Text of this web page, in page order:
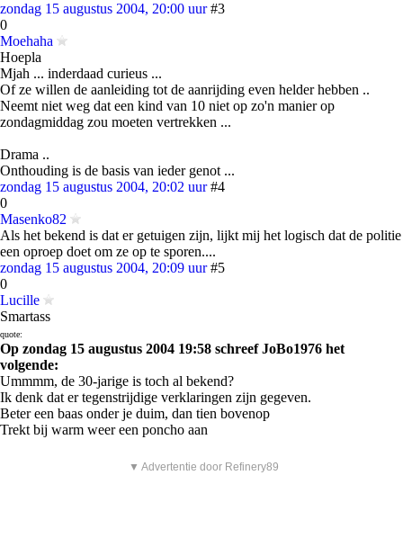
zondag 15 augustus 2004, 20:00 uur #3
0
Moehaha
Hoepla
Mjah ... inderdaad curieus ...
Of ze willen de aanleiding tot de aanrijding even helder hebben ..
Neemt niet weg dat een kind van 10 niet op zo'n manier op
zondagmiddag zou moeten vertrekken ...
Drama ..
Onthouding is de basis van ieder genot ...
zondag 15 augustus 2004, 20:02 uur #4
0
Masenko82
Als het bekend is dat er getuigen zijn, lijkt mij het logisch dat de politie
een oproep doet om ze op te sporen....
zondag 15 augustus 2004, 20:09 uur #5
0
Lucille
Smartass
quote:
Op zondag 15 augustus 2004 19:58 schreef JoBo1976 het
volgende:
Ummmm, de 30-jarige is toch al bekend?
Ik denk dat er tegenstrijdige verklaringen zijn gegeven.
Beter een baas onder je duim, dan tien bovenop
Trekt bij warm weer een poncho aan
▼ Advertentie door Refinery89